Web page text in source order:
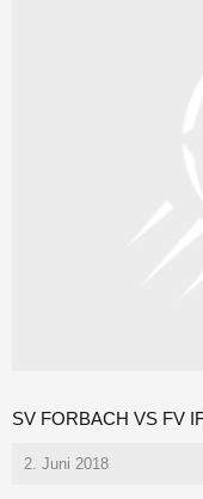
SV FORBACH VS FV
2. Juni 2018